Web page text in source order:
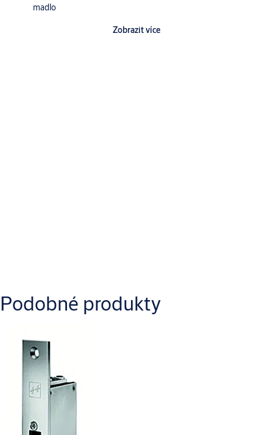
madlo
Vrátane montážnej konzoly pre povrchovú montáž
Zobrazit více
effeff_EFFEFF_STRIKE_34_Installation_Instructions_1.pdf
effeff_EFFEFF_STRIKE_34_Product_information_1.pdf
Podobné produkty